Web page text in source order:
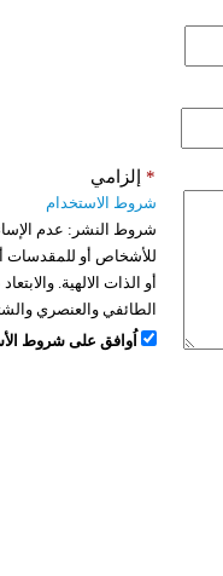
إلزامي *
شروط الاستخدام
شروط النشر: عدم
للأشخاص أو للمقدسات
أو الذات الالهية.
الطائفي والعنصري
اُوافق على شروط